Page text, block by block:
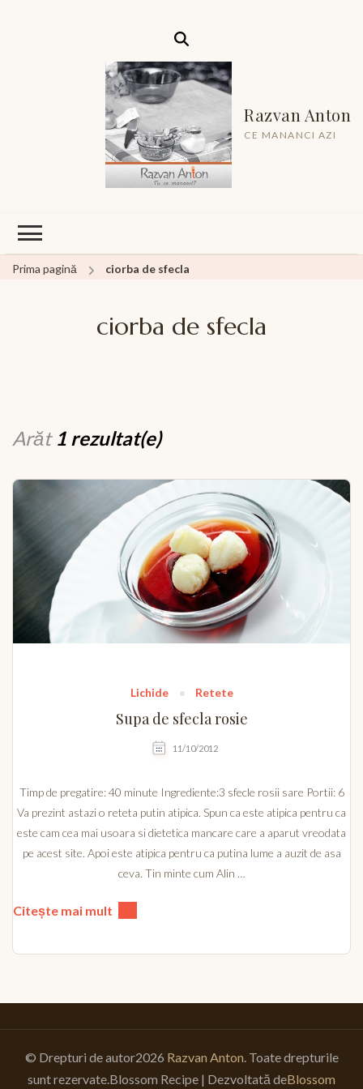
Razvan Anton
CE MANANCI AZI
Prima pagină ciorba de sfecla
ciorba de sfecla
Arăt 1 rezultat(e)
Lichide Retete
Supa de sfecla rosie
11/10/2012
Timp de pregatire: 40 minute Ingrediente:3 sfecle rosii sare Portii: 6
Va prezint astazi o reteta putin atipica. Spun ca este atipica pentru ca
este cam cea mai usoara si dietetica mancare care a aparut vreodata
pe acest site. Apoi este atipica pentru ca putina lume a auzit de asa
ceva. Tin minte cum Alin …
Citește mai mult
© Drepturi de autor2026 Razvan Anton . Toate drepturile
sunt rezervate. Blossom Recipe | Dezvoltată deBlossom